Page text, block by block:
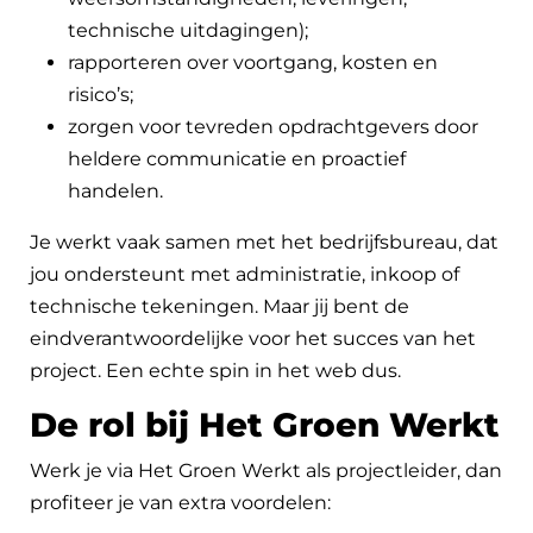
technische uitdagingen);
rapporteren over voortgang, kosten en
risico’s;
zorgen voor tevreden opdrachtgevers door
heldere communicatie en proactief
handelen.
Je werkt vaak samen met het bedrijfsbureau, dat
jou ondersteunt met administratie, inkoop of
technische tekeningen. Maar jij bent de
eindverantwoordelijke voor het succes van het
project. Een echte spin in het web dus.
De rol bij Het Groen Werkt
Werk je via Het Groen Werkt als projectleider, dan
profiteer je van extra voordelen: